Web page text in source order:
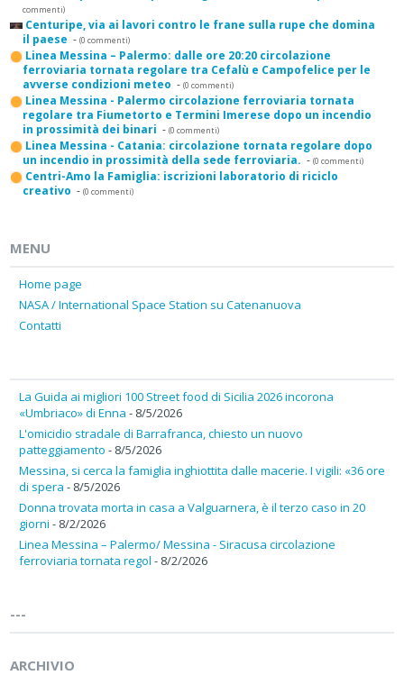
commenti)
Centuripe, via ai lavori contro le frane sulla rupe che domina
il paese - (0 commenti)
Linea Messina – Palermo: dalle ore 20:20 circolazione
ferroviaria tornata regolare tra Cefalù e Campofelice per le
avverse condizioni meteo - (0 commenti)
Linea Messina - Palermo circolazione ferroviaria tornata
regolare tra Fiumetorto e Termini Imerese dopo un incendio
in prossimità dei binari - (0 commenti)
Linea Messina - Catania: circolazione tornata regolare dopo
un incendio in prossimità della sede ferroviaria. - (0 commenti)
Centri-Amo la Famiglia: iscrizioni laboratorio di riciclo
creativo - (0 commenti)
MENU
Home page
NASA / International Space Station su Catenanuova
Contatti
La Guida ai migliori 100 Street food di Sicilia 2026 incorona
«Umbriaco» di Enna - 8/5/2026
L'omicidio stradale di Barrafranca, chiesto un nuovo
patteggiamento - 8/5/2026
Messina, si cerca la famiglia inghiottita dalle macerie. I vigili: «36 ore
di spera - 8/5/2026
Donna trovata morta in casa a Valguarnera, è il terzo caso in 20
giorni - 8/2/2026
Linea Messina – Palermo/ Messina - Siracusa circolazione
ferroviaria tornata regol - 8/2/2026
---
ARCHIVIO